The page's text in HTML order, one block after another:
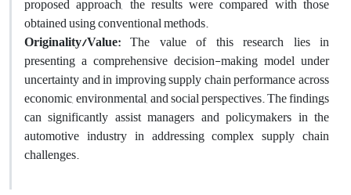
obtained using conventional methods.
Originality/Value: The value of this research lies in
presenting a comprehensive decision-making model under
uncertainty and in improving supply chain performance across
economic, environmental, and social perspectives. The findings
can significantly assist managers and policymakers in the
automotive industry in addressing complex supply chain
challenges.